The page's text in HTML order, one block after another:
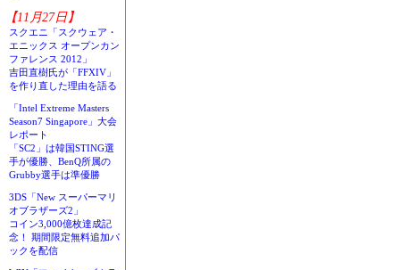
【11月27日】
スクエニ「スクウェア・
エニックス オープンカン
ファレンス 2012」
吉田直樹氏が「FFXIV」
を作り直した理由を語る
「Intel Extreme Masters
Season7 Singapore」大会
レポート
「SC2」は韓国STING選
手が優勝、BenQ所属の
Grubby選手は準優勝
3DS「New スーパーマリ
オブラザーズ2」
コイン3,000億枚達成記
念！ 期間限定無料追加パ
ックを配信